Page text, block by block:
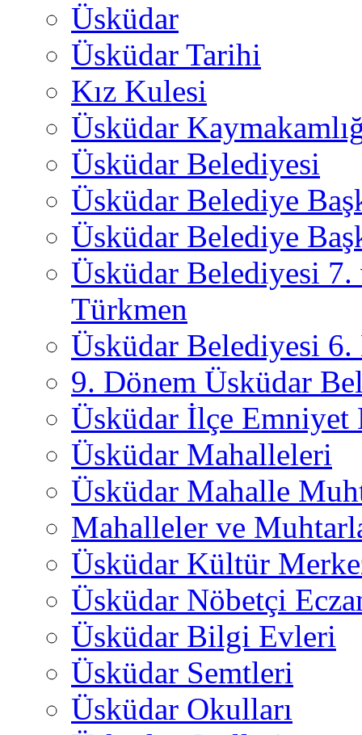
Üsküdar
Üsküdar Tarihi
Kız Kulesi
Üsküdar
Üsküdar Belediyesi
Üsküdar Belediye
Üsküdar Belediye
Üsküdar Belediyesi
Türkmen
Üsküdar Belediyesi 6.
9. Dönem Üsküdar
Üsküdar İlçe
Üsküdar Mahalleleri
Üsküdar Mahalle
Mahalleler ve
Üsküdar Kültür
Üsküdar Nöbetçi
Üsküdar Bilgi Evleri
Üsküdar Semtleri
Üsküdar Okulları